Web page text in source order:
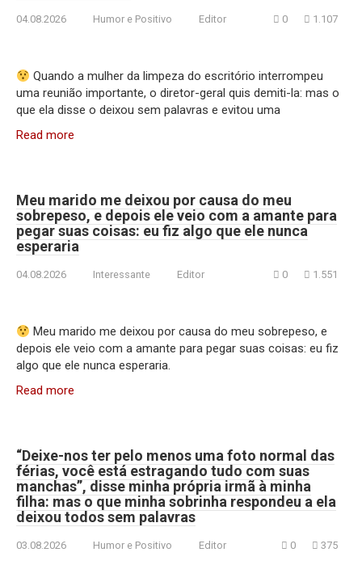
04.08.2026 Humor e Positivo Editor 0 1.107
Quando a mulher da limpeza do escritório interrompeu
uma reunião importante, o diretor-geral quis demiti-la: mas o
que ela disse o deixou sem palavras e evitou uma
Read more
Meu marido me deixou por causa do meu
sobrepeso, e depois ele veio com a amante para
pegar suas coisas: eu fiz algo que ele nunca
esperaria
04.08.2026 Interessante Editor 0 1.551
Meu marido me deixou por causa do meu sobrepeso, e
depois ele veio com a amante para pegar suas coisas: eu fiz
algo que ele nunca esperaria.
Read more
“Deixe-nos ter pelo menos uma foto normal das
férias, você está estragando tudo com suas
manchas”, disse minha própria irmã à minha
filha: mas o que minha sobrinha respondeu a ela
deixou todos sem palavras
03.08.2026 Humor e Positivo Editor 0 375